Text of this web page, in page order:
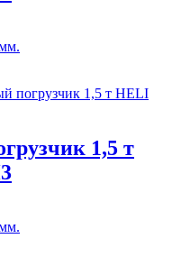
1,5 т